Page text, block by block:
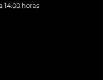
14:00 horas